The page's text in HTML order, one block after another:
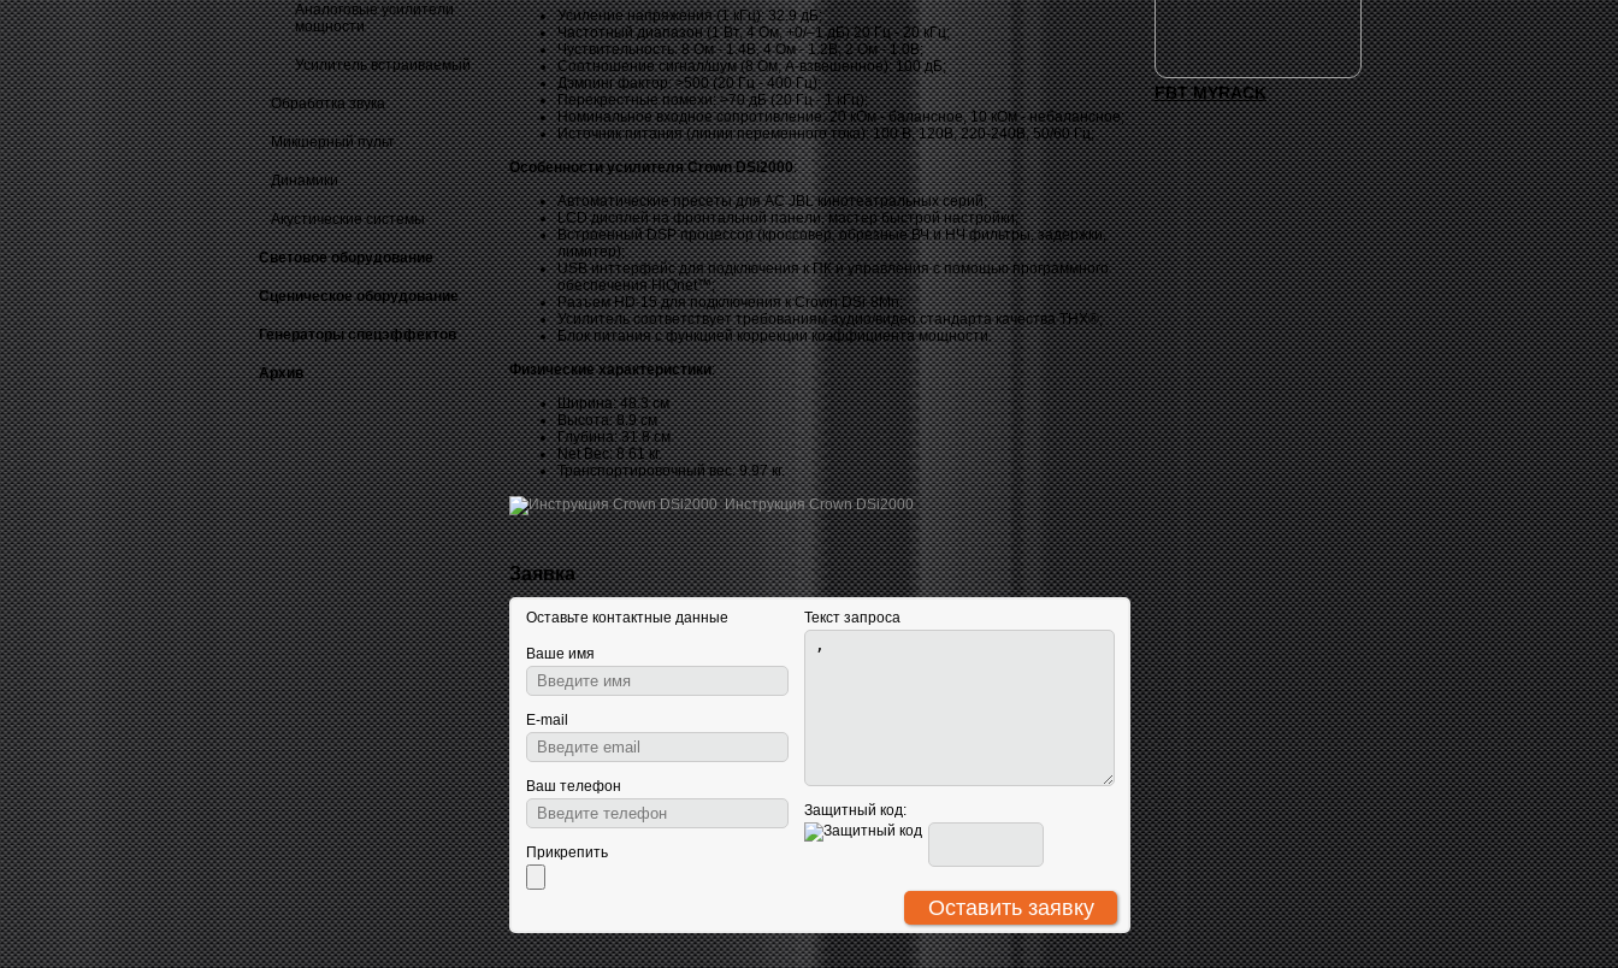
Аналоговые усилители
мощности
Усилитель встраиваемый
Обработка звука
Микшерный пульт
Динамики
Акустические системы
Световое оборудование
Сценическое оборудование
Генераторы спецэффектов
Архив
Усиление напряжения (1 кГц): 32.9 дБ;
Частотный диапазон (1 Вт, 4 Ом, +0/–1 дБ) 20 Гц - 20 кГц;
Чуствительность: 8 Ом - 1.4В, 4 Ом - 1.2В, 2 Ом - 1.0В;
Соотношение сигнал/шум (8 Ом, A-взвешенное): 100 дБ;
Дэмпинг фактор: >500 (20 Гц - 400 Гц);
Перекрестные помехи: >70 дБ (20 Гц - 1 кГц);
Номинальное входное сопротивление: 20 кОм - балансное, 10 кОм - небалансное;
Источник питания (линии переменного тока): 100 В, 120В, 220-240В, 50/60 Гц;
Особенности усилителя Crown DSi2000:
Автоматические пресеты для АС JBL кинотеатральных серий;
LCD дисплей на фронтальной панели, мастер быстрой настройки;
Встроенный DSP процессор (кроссовер, обрезные ВЧ и НЧ фильтры, задержки,
лимитер);
USB инттерфейс для подключения к ПК и управления с помощью программного
обеспечения HiQnet™;
Разъем HD-15 для подключения к Crown DSi-8Mn;
Усилитель соответствует требованиям аудио/видео стандарта качества THX®;
Блок питания с функцией коррекции коэффициента мощности.
Физические характеристики:
Ширина: 48.3 см
Высота: 8.9 см
Глубина: 31.8 см
Net Вес: 8.61 кг.
Транспортировочный вес: 9.97 кг.
Инструкция Crown DSi2000
Заявка
Оставьте контактные данные
Ваше имя
E-mail
Ваш телефон
Прикрепить
Текст запроса
Защитный код:
FBT MYRACK